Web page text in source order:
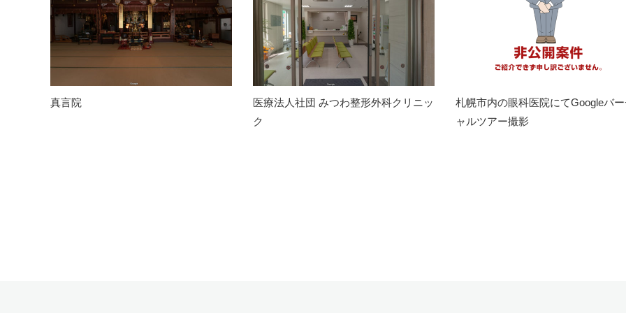
真言院
医療法人社団 みつわ整形外科クリニッ
ク
札幌市内の眼科医院にてGoogleバ
ャルツアー撮影